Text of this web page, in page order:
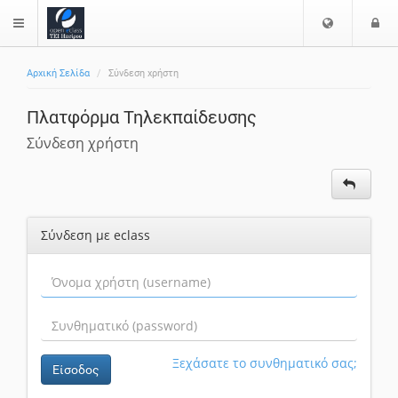
$langMenu
Επιλογή
Αρχική Σελίδα Σύνδεση χρήστη
Πλατφόρμα Τηλεκπαίδευσης
Σύνδεση χρήστη
Σύνδεση με eclass
Είσοδος Ξεχάσατε το συνθηματικό σας;